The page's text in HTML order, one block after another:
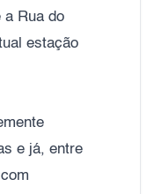
a Rua do
estação
e já, entre